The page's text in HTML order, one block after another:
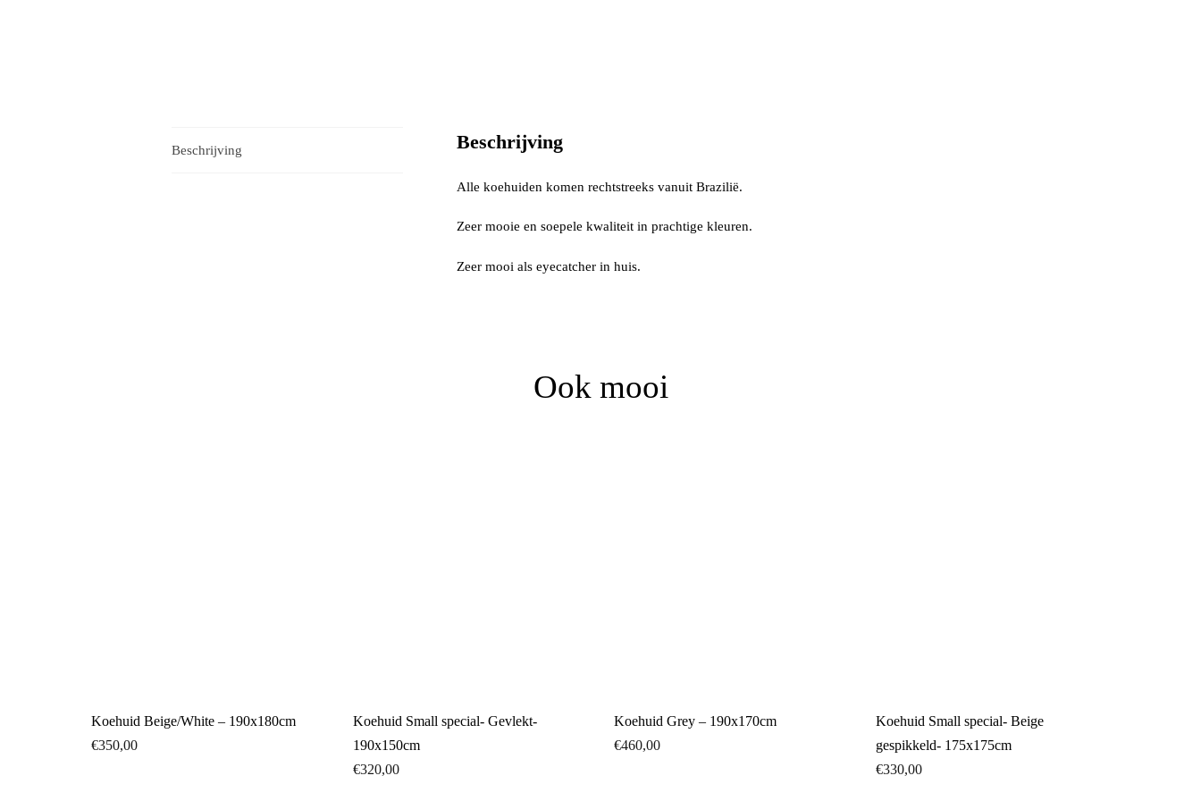
Beschrijving Beschrijving
Alle koehuiden komen rechtstreeks vanuit Brazilië.
Zeer mooie en soepele kwaliteit in prachtige kleuren.
Zeer mooi als eyecatcher in huis.
Ook mooi
Koehuid Beige/White – 190x180cm
€350,00
Koehuid Small special- Gevlekt-
190x150cm
€320,00
Koehuid Grey – 190x170cm
€460,00
Koehuid Small special- Beige
gespikkeld- 175x175cm
€330,00